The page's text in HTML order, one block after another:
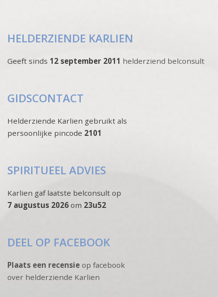
HELDERZIENDE KARLIEN
Geeft sinds 12 september 2011 helderziend belconsult
GIDSCONTACT
Helderziende Karlien gebruikt als
persoonlijke pincode 2101
SPIRITUEEL ADVIES
Karlien gaf laatste belconsult op
7 augustus 2026 om 23u52
DEEL OP FACEBOOK
Plaats een recensie op facebook
over helderziende Karlien